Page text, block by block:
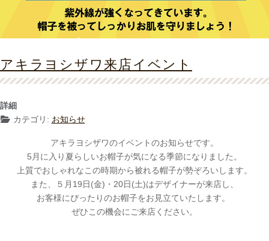
アキラヨシザワ来店イベント
詳細
カテゴリ: お知らせ
アキラヨシザワのイベントのお知らせです。
5月に入り夏らしいお帽子が気になる季節になりました。
上質でおしゃれなこの時期から被れる帽子が勢ぞろいします。
また、５月19日(金)・20日(土)はデザイナーが来店し、
お客様にぴったりのお帽子をお見立ていたします。
ぜひこの機会にご来店ください。